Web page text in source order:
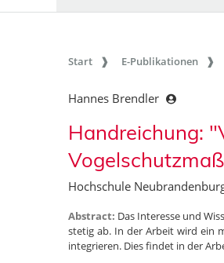
Start E-Publikationen
Hannes Brendler
Handreichung:
Hochschule
Abstract: Das Interesse und
stetig ab. In der Arbeit wird ein
integrieren. Dies findet in der